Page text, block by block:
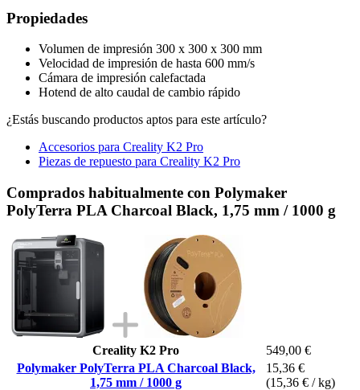
Propiedades
Volumen de impresión 300 x 300 x 300 mm
Velocidad de impresión de hasta 600 mm/s
Cámara de impresión calefactada
Hotend de alto caudal de cambio rápido
¿Estás buscando productos aptos para este artículo?
Accesorios para Creality K2 Pro
Piezas de repuesto para Creality K2 Pro
Comprados habitualmente con Polymaker
PolyTerra PLA Charcoal Black, 1,75 mm / 1000 g
Creality K2 Pro
549,00 €
Polymaker PolyTerra PLA Charcoal Black,
1,75 mm / 1000 g
15,36 €
(15,36 € / kg)